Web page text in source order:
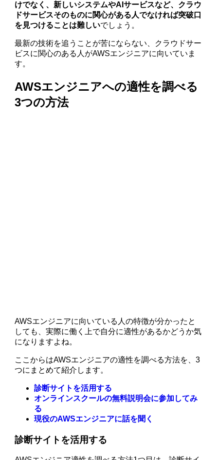
けでなく、新しいシステムやAIサービスなど、クラウ
ドサービスそのものに関心がある人でなければ突破口
を見つけることは難しいでしょう。
最新の技術を追うことが苦にならない、クラウドサー
ビスに関心のある人がAWSエンジニアに向いていま
す。
AWSエンジニアへの適性を調べる
3つの方法
AWSエンジニアに向いている人の特徴が分かったと
しても、実際に働く上で自分に適性があるかどうか気
になりますよね。
ここからはAWSエンジニアの適性を調べる方法を、3
つにまとめて紹介します。
診断サイトを活用する
オンラインスクールの無料説明会に参加してみ
る
現役のAWSエンジニアに話を聞く
診断サイトを活用する